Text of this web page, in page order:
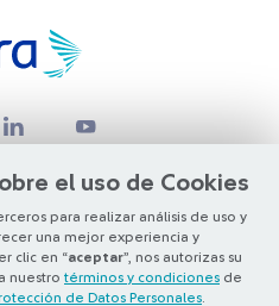
el uso de Cookies
para realizar análisis de uso y
una mejor experiencia y
clic en “aceptar”, nos autorizas su
nuestro términos y condiciones de
de Datos Personales
SURA 2026